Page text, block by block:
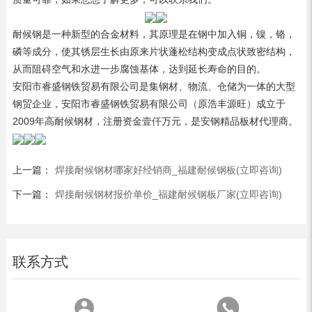
耐候钢是一种新型的合金材料，其原理是在钢中加入铜，镍，铬，
磷等成分，使其锈层生长由原来片状蓬松结构变成点状致密结构，
从而阻碍空气和水进一步腐蚀基体，达到延长寿命的目的。
安阳市睿盛钢铁贸易有限公司是集钢材、物流、仓储为一体的大型
钢贸企业，安阳市睿盛钢铁贸易有限公司（原浩丰源旺）成立于
2009年高耐候钢材 ，注册资金壹仟万元，是安钢精品板材代理商。
上一篇： 焊接耐候钢材哪家好经销商_福建耐候钢板(立即咨询)
下一篇： 焊接耐候钢材报价单价_福建耐候钢板厂家(立即咨询)
联系方式